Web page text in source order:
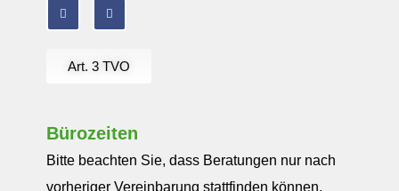
Art. 3 TVO
Bürozeiten
Bitte beachten Sie, dass Beratungen nur nach
vorheriger Vereinbarung stattfinden können.